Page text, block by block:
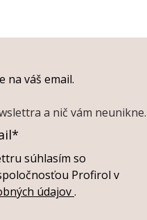
na váš email.
a nič vám neunikne.
súhlasím so
Profirol v
údajov.